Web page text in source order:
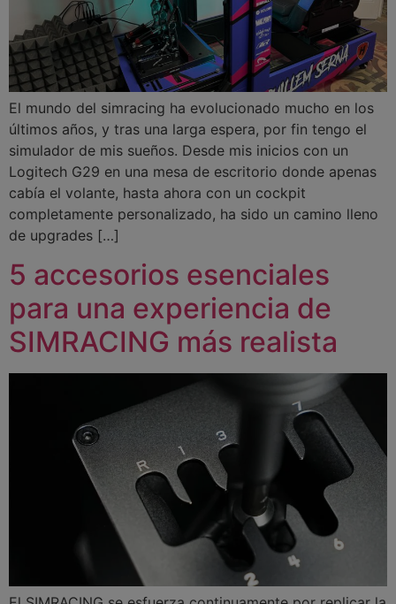
El mundo del simracing ha evolucionado mucho en los
últimos años, y tras una larga espera, por fin tengo el
simulador de mis sueños. Desde mis inicios con un
Logitech G29 en una mesa de escritorio donde apenas
cabía el volante, hasta ahora con un cockpit
completamente personalizado, ha sido un camino lleno
de upgrades […]
5 accesorios esenciales
para una experiencia de
SIMRACING más realista